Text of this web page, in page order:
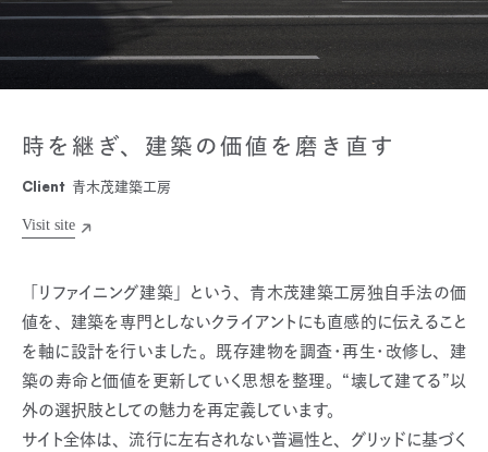
時を継ぎ、建築の価値を磨き直す
Client 青木茂建築工房
「リファイニング建築」という、青木茂建築工房独自手法の価
値を、建築を専門としないクライアントにも直感的に伝えること
を軸に設計を行いました。既存建物を調査・再生・改修し、建
築の寿命と価値を更新していく思想を整理。“壊して建てる”以
外の選択肢としての魅力を再定義しています。
サイト全体は、流行に左右されない普遍性と、グリッドに基づく